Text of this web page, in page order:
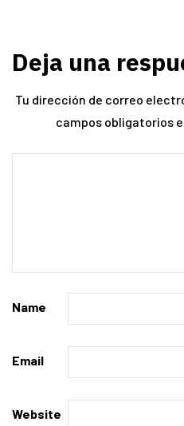
Deja una
Tu dirección de correo
campos obligatorios
Name
Email
Website